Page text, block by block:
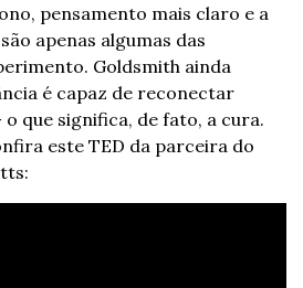
pensamento mais claro e a
apenas algumas das
Goldsmith ainda
é capaz de reconectar
que significa, de fato, a cura.
este TED da parceira do